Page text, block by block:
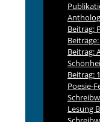
Beitrag:
Beitrag:
Beitrag:
Poesie-
Lesung